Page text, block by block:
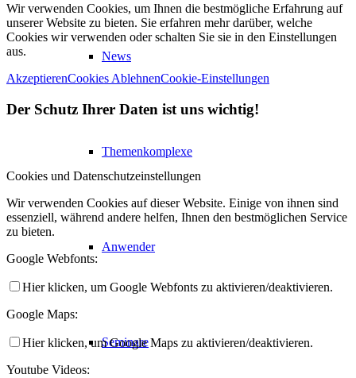
News
Themenkomplexe
Anwender
Seminare
Wir verwenden Cookies, um Ihnen die bestmögliche Erfahrung auf
unserer Website zu bieten. Sie erfahren mehr darüber, welche
Cookies wir verwenden oder schalten Sie sie in den Einstellungen
aus.
AkzeptierenCookies AblehnenCookie-Einstellungen
Der Schutz Ihrer Daten ist uns wichtig!
Cookies und Datenschutzeinstellungen
Wir verwenden Cookies auf dieser Website. Einige von ihnen sind
essenziell, während andere helfen, Ihnen den bestmöglichen Service
zu bieten.
Google Webfonts:
Hier klicken, um Google Webfonts zu aktivieren/deaktivieren.
Google Maps:
Hier klicken, um Google Maps zu aktivieren/deaktivieren.
Youtube Videos: